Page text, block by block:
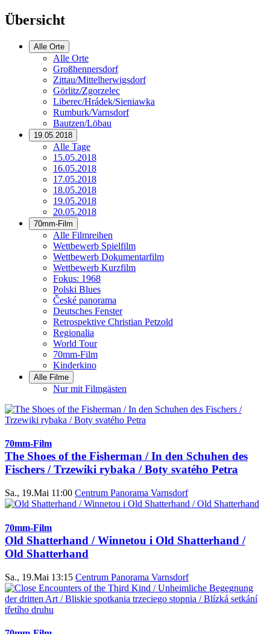
Übersicht
Alle Orte
Alle Orte
Großhennersdorf
Zittau/Mittelherwigsdorf
Görlitz/Zgorzelec
Liberec/Hrádek/Sieniawka
Rumburk/Varnsdorf
Bautzen/Löbau
19.05.2018
Alle Tage
15.05.2018
16.05.2018
17.05.2018
18.05.2018
19.05.2018
20.05.2018
70mm-Film
Alle Filmreihen
Wettbewerb Spielfilm
Wettbewerb Dokumentarfilm
Wettbewerb Kurzfilm
Fokus: 1968
Polski Blues
České panorama
Deutsches Fenster
Retrospektive Christian Petzold
Regionalia
World Tour
70mm-Film
Kinderkino
Alle Filme
Nur mit Filmgästen
70mm-Film
The Shoes of the Fisherman / In den Schuhen des
Fischers / Trzewiki rybaka / Boty svatého Petra
Sa., 19.Mai 11:00 Centrum Panorama Varnsdorf
70mm-Film
Old Shatterhand / Winnetou i Old Shatterhand /
Old Shatterhand
Sa., 19.Mai 13:15 Centrum Panorama Varnsdorf